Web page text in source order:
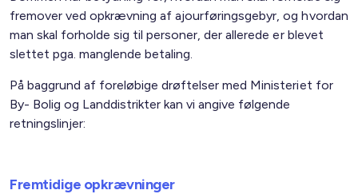
fremover ved opkrævning af ajourføringsgebyr, og hvordan
man skal forholde sig til personer, der allerede er blevet
slettet pga. manglende betaling.
På baggrund af foreløbige drøftelser med Ministeriet for
By- Bolig og Landdistrikter kan vi angive følgende
retningslinjer:
Fremtidige opkrævninger